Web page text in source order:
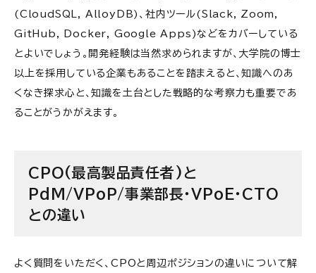
(CloudSQL, AlloyDB)、社内ツール(Slack, Zoom,
GitHub, Docker, Google Apps)などをカバーしている
とよいでしょう。開発経験は当然求められますが、大学院の博士
以上を採用している企業もあることを踏まえると、知識へのあ
くなき探求心と、知識を土台とした戦略的な考察力も重要であ
ることがうかがえます。
CPO(最高製品責任者)と
PdM/VPoP/事業部長・VPoE・CTO
との違い
よく質問をいただく、CPOと周辺ポジションの違いについて解